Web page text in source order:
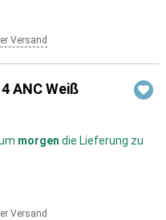
Versand
ANC Weiß
morgen die Lieferung zu
Versand